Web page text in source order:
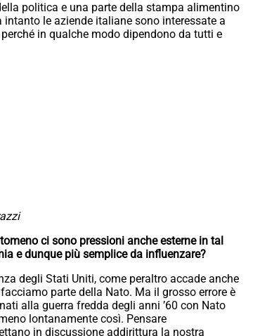
politica e una parte della stampa alimentino
le aziende italiane sono interessate a
in qualche modo dipendono da tutti e
ci sono pressioni anche esterne in tal
e dunque più semplice da influenzare?
degli Stati Uniti, come peraltro accade anche
parte della Nato. Ma il grosso errore è
alla guerra fredda degli anni ’60 con Nato
lontanamente così. Pensare
in discussione addirittura la nostra